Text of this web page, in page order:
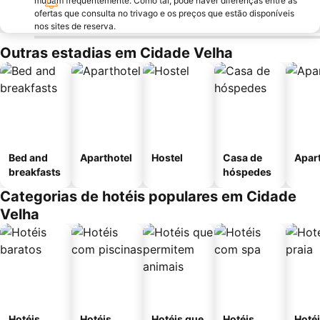
ofertas que consulta no trivago e os preços que estão disponíveis
nos sites de reserva.
Outras estadias em Cidade Velha
Bed and
breakfasts
Aparthotel Hostel
Casa de
hóspedes
Categorias de hotéis populares em Cidade
Velha